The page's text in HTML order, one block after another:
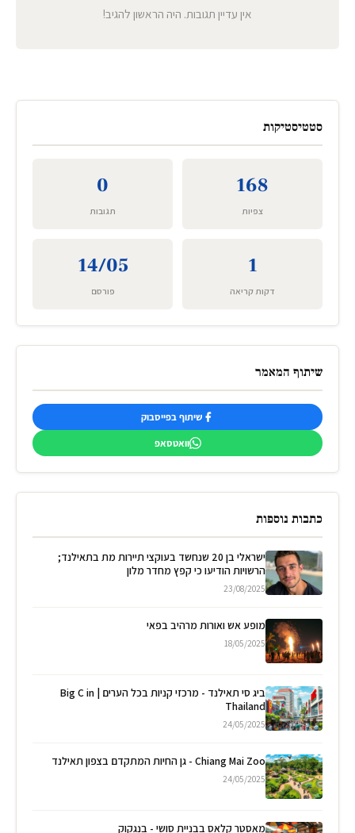
אין עדיין תגובות. היה הראשון להגיב!
סטטיסטיקות
168
צפיות
0
תגובות
1
דקות קריאה
14/05
פורסם
שיתוף המאמר
שיתוף בפייסבוק
וואטסאפ
כתבות נוספות
ישראלי בן 20 שנחשד בעוקצי תיירות מת בתאילנד;
הרשויות הודיעו כי קפץ מחדר מלון
23/08/2025
מופע אש ואורות מרהיב בפאי
18/05/2025
ביג סי תאילנד - מרכזי קניות בכל הערים | Big C in
Thailand
24/05/2025
Chiang Mai Zoo - גן החיות המתקדם בצפון תאילנד
24/05/2025
מאסטר קלאס בבניית סושי - בנגקוק